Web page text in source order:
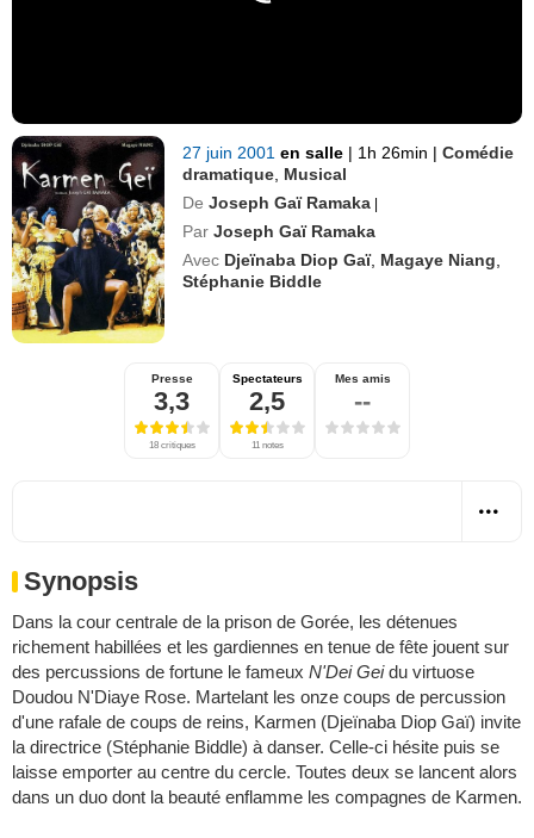
27 juin 2001en salle | 1h 26min | Comédie
dramatique Musical
De Joseph Gaï Ramaka |
Par Joseph Gaï Ramaka
Avec Djeïnaba Diop Gaï, Magaye Niang
Stéphanie Biddle
Presse
3,3
18 critiques
Spectateurs
2,5
11 notes
Mes amis
--
Synopsis
Dans la cour centrale de la prison de Gorée, les détenues
richement habillées et les gardiennes en tenue de fête jouent sur
des percussions de fortune le fameux N'Dei Geidu virtuose
Doudou N'Diaye Rose. Martelant les onze coups de percussion
d'une rafale de coups de reins, Karmen (Djeïnaba Diop Gaï) invite
la directrice (Stéphanie Biddle) à danser. Celle-ci hésite puis se
laisse emporter au centre du cercle. Toutes deux se lancent alors
dans un duo dont la beauté enflamme les compagnes de Karmen.